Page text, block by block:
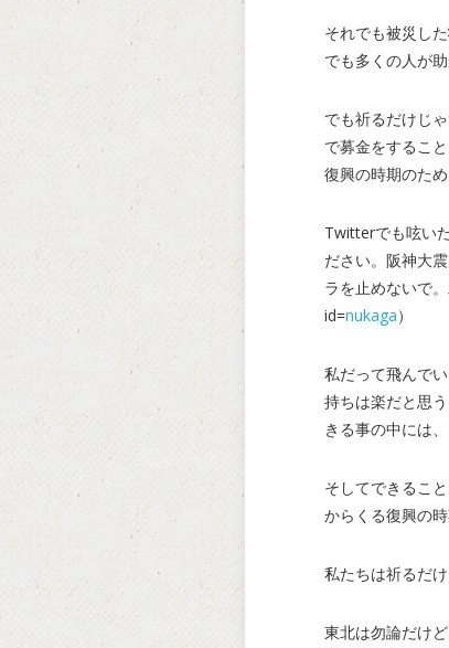
それでも被災し
でも多くの人が
でも祈るだけじ
で募金をするこ
復興の時期のた
Twitterでも呟い
ださい。阪神大
ラを止めないで
id=nukaga）
私だって飛んで
持ちは楽だと思
きる事の中には
そしてできるこ
からくる復興の
私たちは祈るだ
東北は勿論だけ